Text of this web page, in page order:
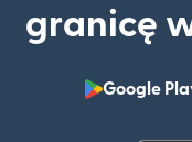
granicę
Google